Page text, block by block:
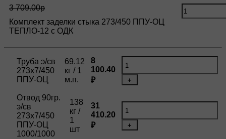
3 709.00р
Комплект заделки стыка 273/450 ППУ-ОЦ
ТЕПЛО-12 с ОДК
Труба э/св
273х7/450
ППУ-ОЦ
69.12
кг / 1
м.п.
8
100.40
₽
+
Отвод 90гр.
э/св
273х7/450
ППУ-ОЦ
1000/1000
138
кг /
1
шт
31
410.20
₽
+